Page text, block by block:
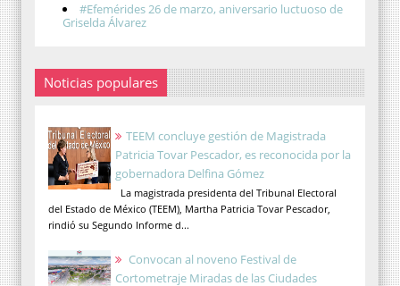
#Efemérides 26 de marzo, aniversario luctuoso de
Griselda Álvarez
Noticias populares
TEEM concluye gestión de Magistrada
Patricia Tovar Pescador, es reconocida por la
gobernadora Delfina Gómez
La magistrada presidenta del Tribunal Electoral
del Estado de México (TEEM), Martha Patricia Tovar Pescador,
rindió su Segundo Informe d...
Convocan al noveno Festival de
Cortometraje Miradas de las Ciudades